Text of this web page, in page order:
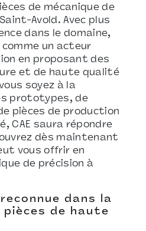
de mécanique de
Avold. Avec plus
dans le domaine,
comme un acteur
en proposant des
et de haute qualité
soyez à la
prototypes, de
pièces de production
CAE saura répondre
dès maintenant
vous offrir en
de précision à
dans la
de haute